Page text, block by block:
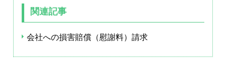
関連記事
会社への損害賠償（慰謝料）請求